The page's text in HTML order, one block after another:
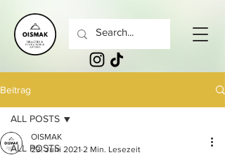
Beitrag
ALL POSTS
ALL POSTS
OISMAK
23. Juni 2021 2 Min. Lesezeit